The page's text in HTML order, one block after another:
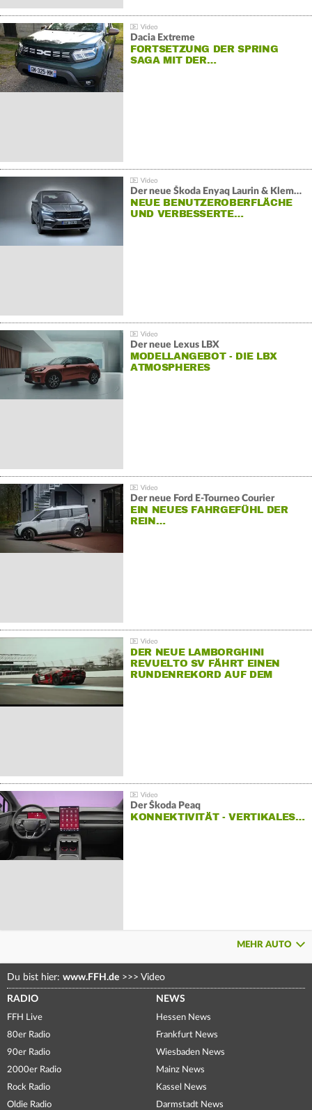
Dacia Extreme
FORTSETZUNG DER SPRING
SAGA MIT DER…
Der neue Škoda Enyaq Laurin & Klement
NEUE BENUTZEROBERFLÄCHE
UND VERBESSERTE…
Der neue Lexus LBX
MODELLANGEBOT - DIE LBX
ATMOSPHERES
Der neue Ford E-Tourneo Courier
EIN NEUES FAHRGEFÜHL DER
REIN…
DER NEUE LAMBORGHINI
REVUELTO SV FÄHRT EINEN
RUNDENREKORD AUF DEM
Der Škoda Peaq
KONNEKTIVITÄT - VERTIKALES…
MEHR AUTO
Du bist hier: www.FFH.de >>> Video
RADIO
FFH Live
80er Radio
90er Radio
2000er Radio
Rock Radio
Oldie Radio
NEWS
Hessen News
Frankfurt News
Wiesbaden News
Mainz News
Kassel News
Darmstadt News